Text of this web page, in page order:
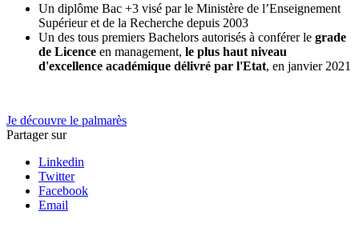
Un diplôme Bac +3 visé par le Ministère de l’Enseignement
Supérieur et de la Recherche depuis 2003
Un des tous premiers Bachelors autorisés à conférer le grade
de Licence en management, le plus haut niveau
d'excellence académique délivré par l'Etat, en janvier 2021
Je découvre le palmarès
Partager sur
Linkedin
Twitter
Facebook
Email